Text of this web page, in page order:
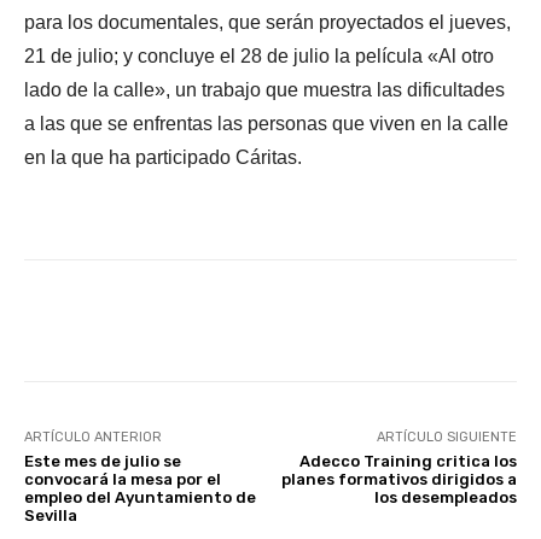
para los documentales, que serán proyectados el jueves,
21 de julio; y concluye el 28 de julio la película «Al otro
lado de la calle», un trabajo que muestra las dificultades
a las que se enfrentas las personas que viven en la calle
en la que ha participado Cáritas.
ARTÍCULO ANTERIOR
Este mes de julio se
convocará la mesa por el
empleo del Ayuntamiento de
Sevilla
ARTÍCULO SIGUIENTE
Adecco Training critica los
planes formativos dirigidos a
los desempleados